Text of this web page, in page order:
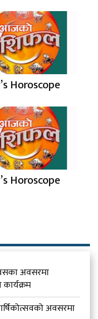
Horoscope
Horoscope
अवसरमा
अवसरमा